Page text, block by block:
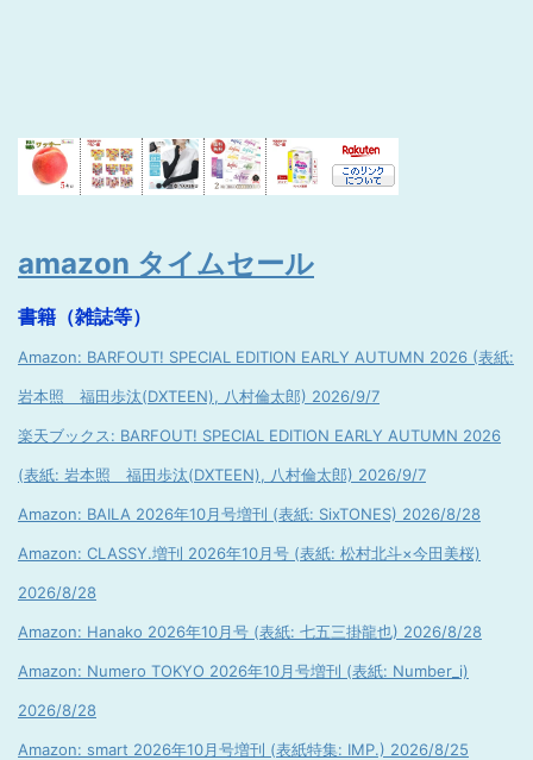
amazon タイムセール
書籍（雑誌等）
Amazon: BARFOUT! SPECIAL EDITION EARLY AUTUMN 2026 (表紙:
岩本照 福田歩汰(DXTEEN), 八村倫太郎) 2026/9/7
楽天ブックス: BARFOUT! SPECIAL EDITION EARLY AUTUMN 2026
(表紙: 岩本照 福田歩汰(DXTEEN), 八村倫太郎) 2026/9/7
Amazon: BAILA 2026年10月号増刊 (表紙: SixTONES) 2026/8/28
Amazon: CLASSY.増刊 2026年10月号 (表紙: 松村北斗×今田美桜)
2026/8/28
Amazon: Hanako 2026年10月号 (表紙: 七五三掛龍也) 2026/8/28
Amazon: Numero TOKYO 2026年10月号増刊 (表紙: Number_i)
2026/8/28
Amazon: smart 2026年10月号増刊 (表紙特集: IMP.) 2026/8/25